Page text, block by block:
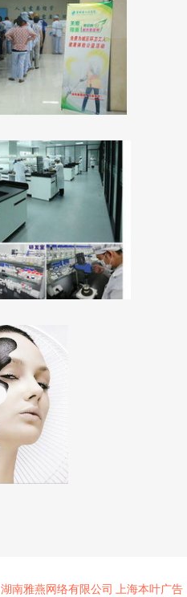
湖南雅燕网络有限公司
上海本叶广告